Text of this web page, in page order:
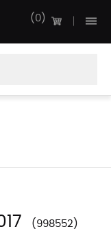
0
998552